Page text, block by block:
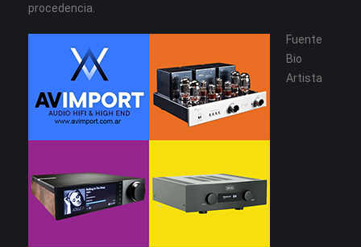
procedencia.
Fuente
Bio
Artista